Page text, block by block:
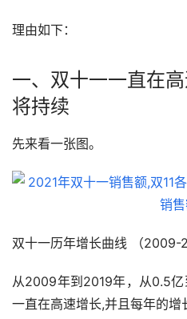
理由如下：
一、双十一一直在
将持续
先来看一张图。
双十一历年增长曲线 （2009-
从2009年到2019年，从0.5
一直在高速增长,并且每年的增